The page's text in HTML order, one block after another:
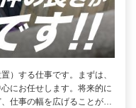
）する仕事です。まずは、
にお任せします。将来的に
仕事の幅を広げることが…